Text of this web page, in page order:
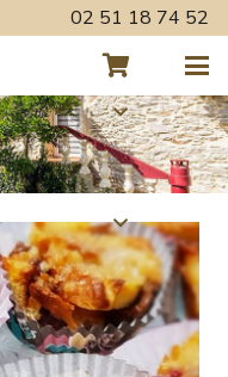
02 51 18 74 52